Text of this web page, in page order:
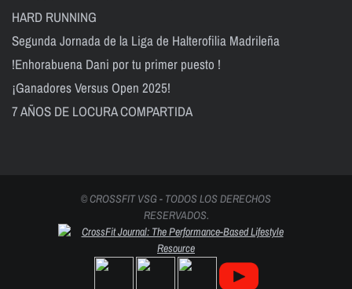
HARD RUNNING
Segunda Jornada de la Liga de Halterofilia Madrileña
!Enhorabuena Dani por tu primer puesto !
¡Ganadores Versus Open 2025!
7 AÑOS DE LOCURA COMPARTIDA
© CROSSFIT VSG - TODOS LOS DERECHOS
RESERVADOS.